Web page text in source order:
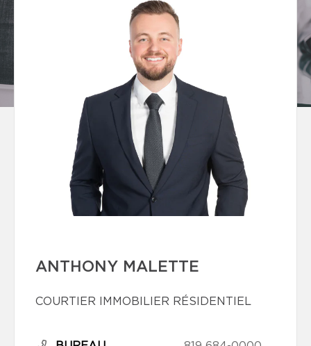
ANTHONY MALETTE
COURTIER IMMOBILIER RÉSIDENTIEL